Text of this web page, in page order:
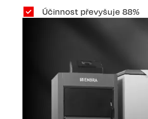
Účinnost převyšuje 88%